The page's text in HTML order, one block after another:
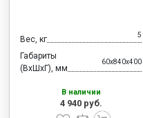
Вес, кг 5
Габариты
(ВхШхГ), мм
60x840x400
В наличии
4 940 руб.